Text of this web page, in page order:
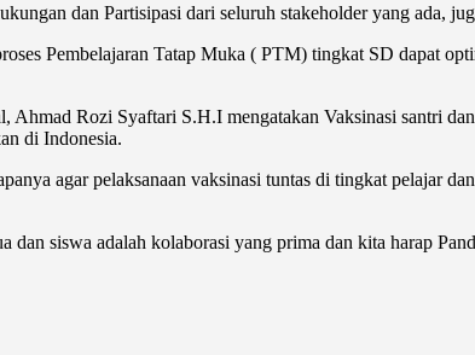
dan Partisipasi dari seluruh stakeholder yang ada,
Pembelajaran Tatap Muka ( PTM) tingkat SD dapat
Rozi Syaftari S.H.I mengatakan Vaksinasi santri
di Indonesia.
agar pelaksanaan vaksinasi tuntas di tingkat pelajar
siswa adalah kolaborasi yang prima dan kita harap